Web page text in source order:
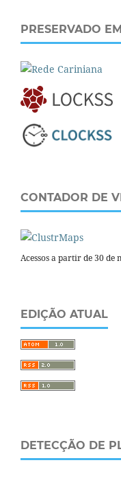
PRESERVADO
CONTADOR DE
Acessos a partir de 30 de
EDIÇÃO ATUAL
DETECÇÃO DE